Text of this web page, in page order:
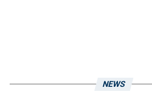
NEWS